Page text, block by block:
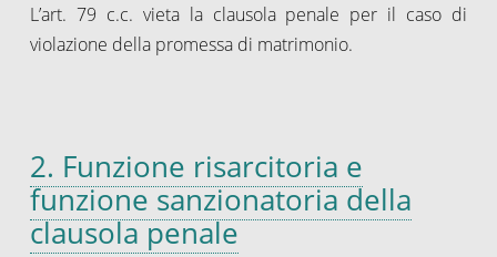
L’art. 79 c.c. vieta la clausola penale per il caso di
violazione della promessa di matrimonio.
2. Funzione risarcitoria e
funzione sanzionatoria della
clausola penale